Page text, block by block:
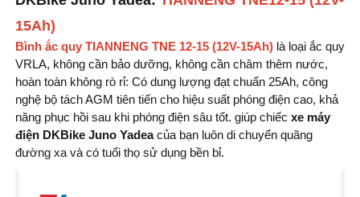
15Ah)
Bình ắc quy TIANNENG TNE 12-15 (12V-15Ah) là loại ắc quy
VRLA, không cần bảo dưỡng, không cần châm thêm nước,
hoàn toàn không rò rỉ: Có dung lượng đạt chuẩn 25Ah, công
nghệ bộ tách AGM tiên tiến cho hiệu suất phóng điện cao, khả
năng phục hồi sau khi phóng điện sâu tốt. giúp chiếc xe máy
điện DKBike Juno Yadeacủa bạn luôn di chuyển quãng
đường xa và có tuổi thọ sử dụng bền bỉ.